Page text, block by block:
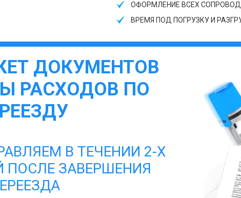
ОФОРМЛЕНИЕ ВСЕХ
ВРЕМЯ ПОД ПОГРУЗКУ И
ДОКУМЕНТОВ
РАСХОДОВ ПО
В ТЕЧЕНИИ 2-Х
ПОСЛЕ ЗАВЕРШЕНИЯ